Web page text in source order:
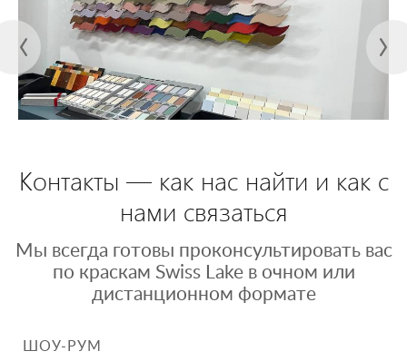
Контакты — как нас найти и как с
нами связаться
Мы всегда готовы проконсультировать вас
по краскам Swiss Lake в очном или
дистанционном формате
ШОУ-РУМ